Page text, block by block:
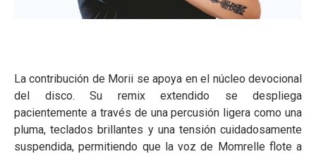
La contribución de Morii se apoya en el núcleo devocional
del disco. Su remix extendido se despliega
pacientemente a través de una percusión ligera como una
pluma, teclados brillantes y una tensión cuidadosamente
suspendida, permitiendo que la voz de Momrelle flote a